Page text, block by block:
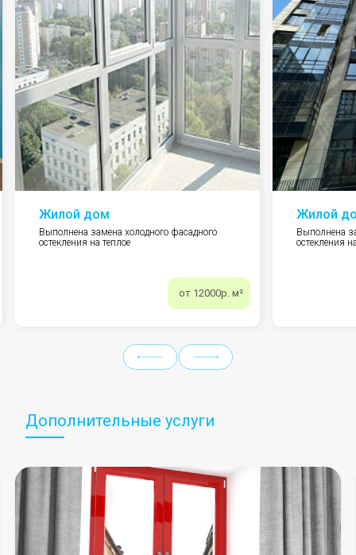
Жилой дом
Выполнена замена холодного фасадного
остекления на теплое
от 12000р. м²
Жилой
Выполнена
остекления
Дополнительные услуги